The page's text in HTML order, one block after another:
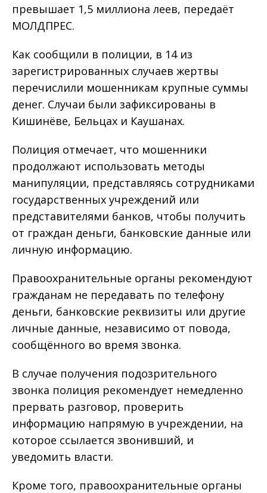
превышает 1,5 миллиона леев, передаёт
МОЛДПРЕС.
Как сообщили в полиции, в 14 из
зарегистрированных случаев жертвы
перечислили мошенникам крупные суммы
денег. Случаи были зафиксированы в
Кишинёве, Бельцах и Каушанах.
Полиция отмечает, что мошенники
продолжают использовать методы
манипуляции, представляясь сотрудниками
государственных учреждений или
представителями банков, чтобы получить
от граждан деньги, банковские данные или
личную информацию.
Правоохранительные органы рекомендуют
гражданам не передавать по телефону
деньги, банковские реквизиты или другие
личные данные, независимо от повода,
сообщённого во время звонка.
В случае получения подозрительного
звонка полиция рекомендует немедленно
прервать разговор, проверить
информацию напрямую в учреждении, на
которое ссылается звонивший, и
уведомить власти.
Кроме того, правоохранительные органы